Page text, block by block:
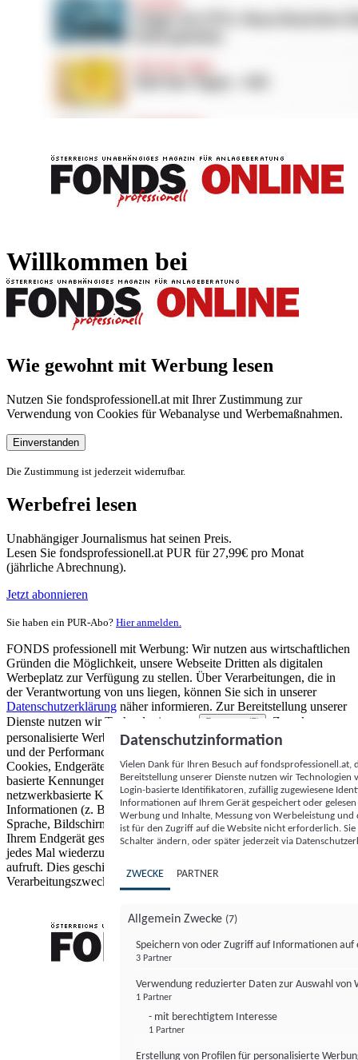
Willkommen bei
Wie gewohnt mit Werbung lesen
Nutzen Sie fondsprofessionell.at mit Ihrer Zustimmung zur
Verwendung von Cookies für Webanalyse und Werbemaßnahmen.
Einverstanden
Die Zustimmung ist jederzeit widerrufbar.
Werbefrei lesen
Unabhängiger Journalismus hat seinen Preis.
Lesen Sie fondsprofessionell.at PUR für 27,99€ pro Monat
(jährliche Abrechnung).
Jetzt abonnieren
Sie haben ein PUR-Abo? Hier anmelden.
FONDS professionell mit Werbung: Wir nutzen aus wirtschaftlichen
Gründen die Möglichkeit, unsere Webseite Dritten als digitalen
Werbeplatz zur Verfügung zu stellen. Über Verarbeitungen, die in
der Verantwortung von uns liegen, können Sie sich in unserer
Datenschutzerklärung näher informieren. Zur Bereitstellung unserer
Dienste nutzen wir Technologien von
Partnern (5)
. Zwecke:
personalisierte Werbung und Inhalte, Messung von Werbeleistung
und der Performance von Inhalten sowie Zielgruppenforschung.
Cookies, Endgeräte- oder ähnliche Online-Kennungen (z. B. login-
basierte Kennungen, zufällig generierte Kennungen,
netzwerkbasierte Kennungen) können zusammen mit anderen
Informationen (z. B. Browsertyp und Browserinformationen,
Sprache, Bildschirmgröße, unterstützte Technologien usw.) auf
Ihrem Endgerät gespeichert oder von dort ausgelesen werden, um es
jedes Mal wiederzuerkennen, wenn es eine App oder einer Webseite
aufruft. Dies geschieht für einen oder mehrere der hier aufgeführten
Verarbeitungszwecke.
Datenschutzinformation
Vielen Dank für Ihren Besuch auf
Bereitstellung unserer Dienste nutzen wir Technologien
Login-basierte Identifikatoren, zufällig zugewiesene
Informationen auf Ihrem Gerät gespeichert oder
Werbung und Inhalte, Messung von Werbeleistung
ist für den Zugriff auf die Website nicht erforderlich.
Schalter ändern, oder später jederzeit via
ZWECKE PARTNER
Allgemein Zwecke (7)
Speichern von oder Zugriff auf Informationen auf
3 Partner
Verwendung reduzierter Daten zur Auswahl von
1 Partner
- mit berechtigtem Interesse
1 Partner
Erstellung von Profilen für personalisierte
FONDS professionell